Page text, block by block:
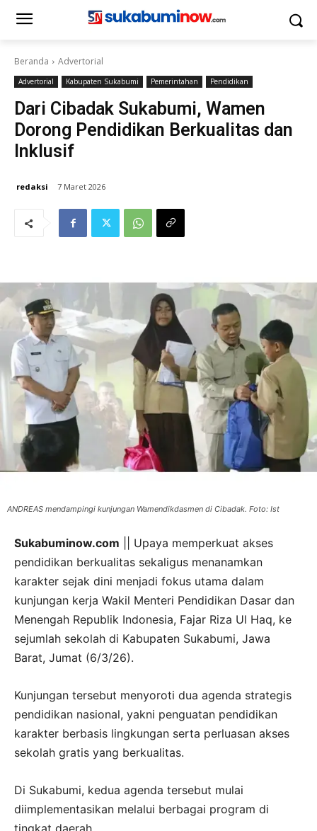
Beranda Advertorial
Advertorial Kabupaten Sukabumi Pemerintahan Pendidikan
Dari Cibadak Sukabumi, Wamen
Dorong Pendidikan Berkualitas dan
Inklusif
redaksi 7 Maret 2026
ANDREAS mendampingi kunjungan Wamendikdasmen di Cibadak. Foto: Ist
Sukabuminow.com || Upaya memperkuat akses
pendidikan berkualitas sekaligus menanamkan
karakter sejak dini menjadi fokus utama dalam
kunjungan kerja Wakil Menteri Pendidikan Dasar dan
Menengah Republik Indonesia, Fajar Riza Ul Haq, ke
sejumlah sekolah di Kabupaten Sukabumi, Jawa
Barat, Jumat (6/3/26).
Kunjungan tersebut menyoroti dua agenda strategis
pendidikan nasional, yakni penguatan pendidikan
karakter berbasis lingkungan serta perluasan akses
sekolah gratis yang berkualitas.
Di Sukabumi, kedua agenda tersebut mulai
diimplementasikan melalui berbagai program di
tingkat daerah.